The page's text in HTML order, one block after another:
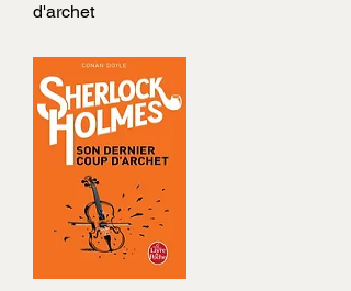
d'archet